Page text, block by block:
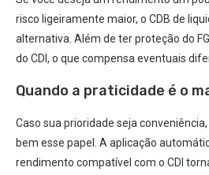
risco ligeiramente maior, o CDB de
alternativa. Além de ter proteção do
do CDI, o que compensa eventuais
Quando a praticidade é o
Caso sua prioridade seja
bem esse papel. A aplicação
rendimento compatível com o CDI